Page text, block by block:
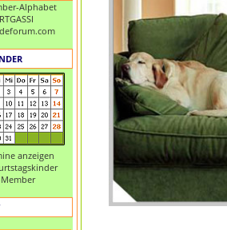
Alphabet
anzeigen